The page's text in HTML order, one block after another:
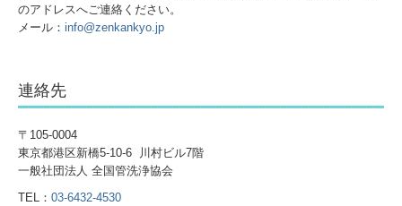
のアドレスへご連絡ください。
メール： info@zenkankyo.jp
連絡先
〒105-0004
東京都港区新橋5-10-6 川村ビル7階
一般社団法人 全国管洗浄協会
TEL： 03-6432-4530